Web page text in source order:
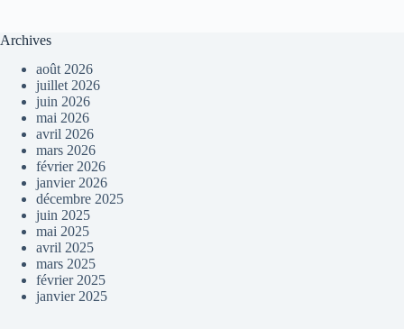
Archives
août 2026
juillet 2026
juin 2026
mai 2026
avril 2026
mars 2026
février 2026
janvier 2026
décembre 2025
juin 2025
mai 2025
avril 2025
mars 2025
février 2025
janvier 2025